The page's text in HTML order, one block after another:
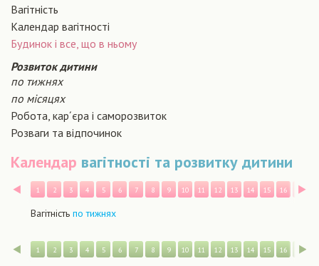
Вагiтнiсть
Календар вагітності
Будинок і все, що в ньому
Розвиток дитини
по тижнях
по місяцях
Робота, кар´єра і саморозвиток
Розваги та відпочинок
Календар вагітності та розвитку дитини
Назад
1 2 3 4 5 6 7 8 9 10 11 12 13 14 15 16 17
Вагітність по тижнях
Назад
1 2 3 4 5 6 7 8 9 10 11 12 13 14 15 16 17